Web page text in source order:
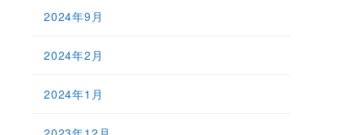
2024年9月
2024年2月
2024年1月